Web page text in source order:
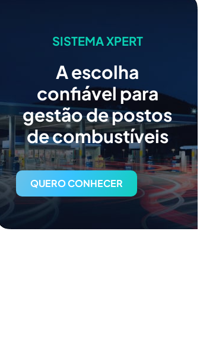
SISTEMA XPERT
A escolha
confiável para
gestão de postos
de combustíveis
QUERO CONHECER